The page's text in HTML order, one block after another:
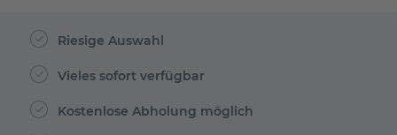
Riesige Auswahl
Vieles sofort verfügbar
Kostenlose Abholung möglich